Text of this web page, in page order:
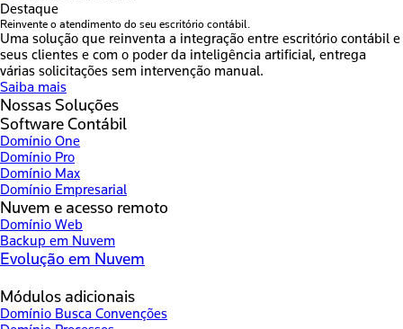
Destaque
Reinvente o atendimento do seu escritório contábil.
Uma solução que reinventa a integração entre escritório contábil e
seus clientes e com o poder da inteligência artificial, entrega
várias solicitações sem intervenção manual.
Saiba mais
Nossas Soluções
Software Contábil
Domínio One
Domínio Pro
Domínio Max
Domínio Empresarial
Nuvem e acesso remoto
Domínio Web
Backup em Nuvem
Evolução em Nuvem
Módulos adicionais
Domínio Busca Convenções